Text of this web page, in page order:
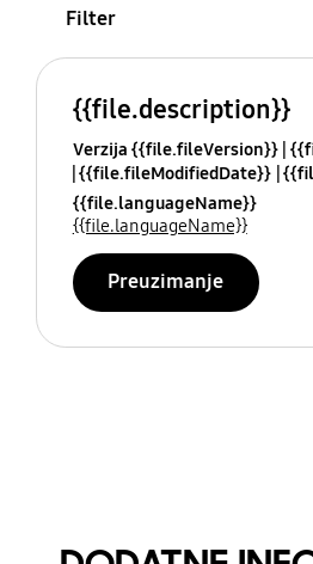
Filter
{{file.description}}
Verzija {{file.fileVersion}}
{{file.fileModifiedDate}}
{{file.languageName}}
{{file.languageName}}
Preuzimanje